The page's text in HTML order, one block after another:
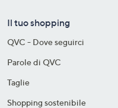
Il tuo shopping
QVC - Dove seguirci
Parole di QVC
Taglie
Shopping sostenibile​